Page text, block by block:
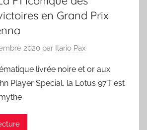
en Grand Prix
2020 par Ilario Pax
livrée noire et or aux
Player Special, la Lotus 97T est